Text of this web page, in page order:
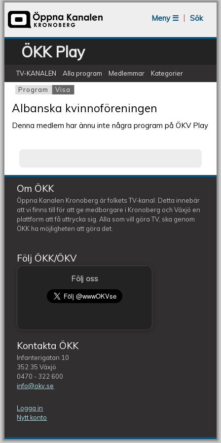
Meny ☰
Sök
ÖKK Play
TV-KANALEN Alla program Medlemmar Kategorier
Primära flikar
Program Visa
Albanska kvinnoföreningen
Denna medlem har ännu inte några program på ÖKV Play
Om ÖKK
Öppna Kanalen Kronoberg är folkets TV-kanal. Detta innebär
att vi finns till för att ge medborgare i Kronoberg och Växjö en
plattform att få uttrycka sig. Alla som vill göra TV, ska genom
ÖKK ha möjligheten att göra det.
Följ ÖKK/ÖKV
Följ oss
Kontakta ÖKK
Infanterigatan 10
352 35 Växjö
0470 - 322 600
info@okv.se
Logga in
Nytt konto